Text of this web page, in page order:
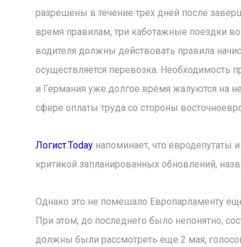
разрешены в течение трех дней после
время правилам, три каботажные поездки
водителя должны действовать правила
осуществляется перевозка. Необходимость
и Германия уже долгое время жалуются на
сфере оплаты труда со стороны
Логист.Todayнапоминает, что евродепутаты
критикой запланированных обновлений,
Однако это не помешало Европарламенту
При этом, до последнего было непонятно,
должны были рассмотреть еще 2 мая,